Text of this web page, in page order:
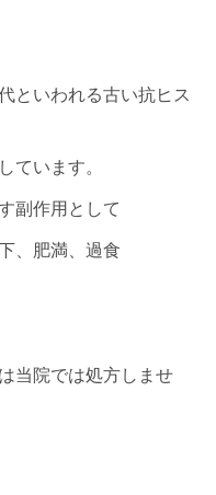
といわれる古い抗ヒス
ています。
副作用として
、肥満、過食
当院では処方しませ